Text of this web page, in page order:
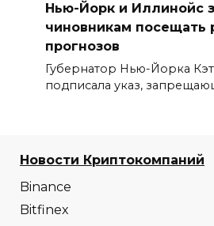
Нью-Йорк и Иллинойс
чиновникам посещать
прогнозов
Губернатор Нью-Йорка
подписала указ,
Новости Криптокомпаний
Binance
Bitfinex